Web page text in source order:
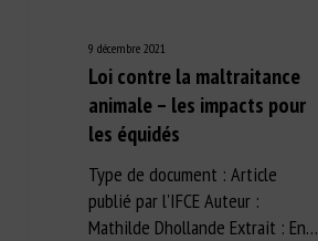
9 décembre 2021
Loi contre la maltraitance
animale – les impacts pour
les équidés
Type de document : Article
publié par l'IFCE Auteur :
Mathilde Dhollande Extrait : En…